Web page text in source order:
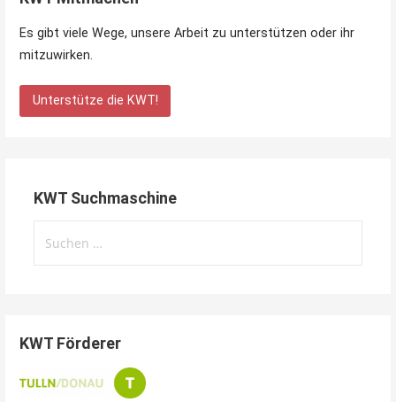
Es gibt viele Wege, unsere Arbeit zu unterstützen oder ihr
mitzuwirken.
Unterstütze die KWT!
KWT Suchmaschine
nach:
KWT Förderer